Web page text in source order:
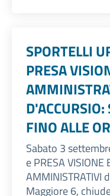
SPORTELLI
PRESA
FINO ALLE
Sabato 3
e PRESA VISIONE
AMMINISTRATIVI
Maggiore 6,